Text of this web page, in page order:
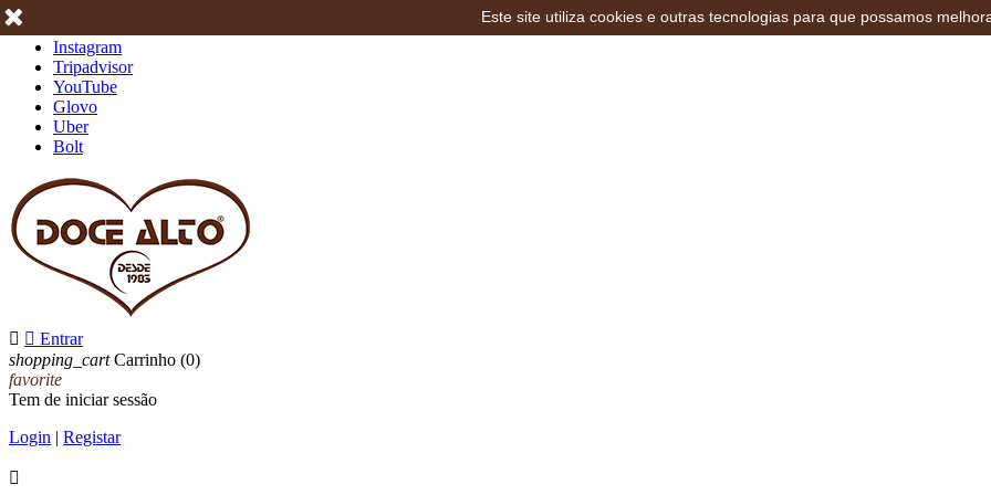
Instagram
Tripadvisor
YouTube
Glovo
Uber
Bolt
  Entrar
shopping_cart Carrinho (0)
favorite
Tem de iniciar sessão
Login | Registar

Este site utiliza cookies e outras tecnologias para que possamos